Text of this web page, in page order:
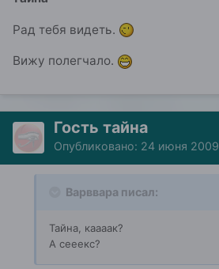
Рад тебя видеть.
Вижу полегчало.
Гость тайна
Опубликовано: 24 июня 2009
Варввара писал:
Тайна, каааак?
А сееекс?